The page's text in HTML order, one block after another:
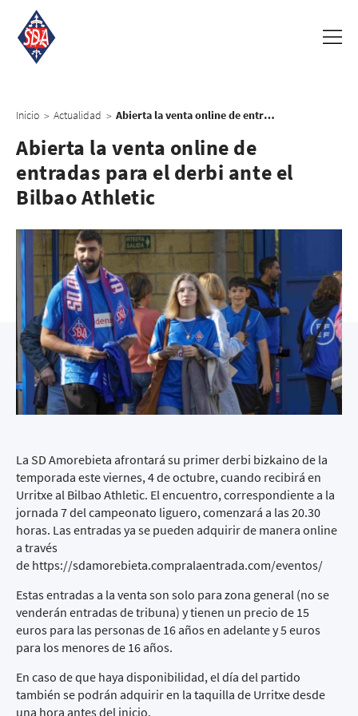
Inicio > Actualidad > Abierta la venta online de entradas para el derbi ante el Bilbao Athletic
Abierta la venta online de
entradas para el derbi ante el
Bilbao Athletic
La SD Amorebieta afrontará su primer derbi bizkaino de la
temporada este viernes, 4 de octubre, cuando recibirá en
Urritxe al Bilbao Athletic. El encuentro, correspondiente a la
jornada 7 del campeonato liguero, comenzará a las 20.30
horas. Las entradas ya se pueden adquirir de manera online
a través
de https://sdamorebieta.compralaentrada.com/eventos/
Estas entradas a la venta son solo para zona general (no se
venderán entradas de tribuna) y tienen un precio de 15
euros para las personas de 16 años en adelante y 5 euros
para los menores de 16 años.
En caso de que haya disponibilidad, el día del partido
también se podrán adquirir en la taquilla de Urritxe desde
una hora antes del inicio.